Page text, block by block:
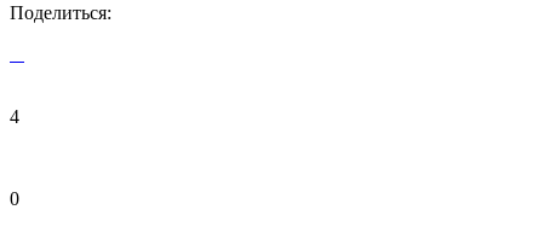
Поделиться:
4
0